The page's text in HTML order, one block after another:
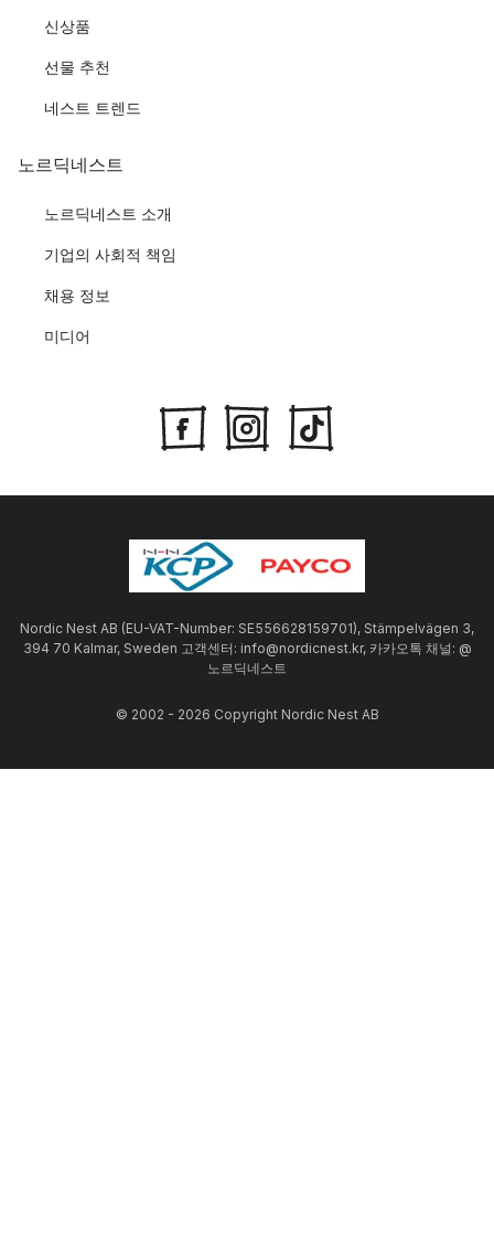
신상품
선물 추천
네스트 트렌드
노르딕네스트
노르딕네스트 소개
기업의 사회적 책임
채용 정보
미디어
Nordic Nest AB (EU-VAT-Number: SE556628159701), Stämpelvägen 3,
394 70 Kalmar, Sweden 고객센터: info@nordicnest.kr, 카카오톡 채널: @
노르딕네스트
© 2002 - 2026 Copyright Nordic Nest AB